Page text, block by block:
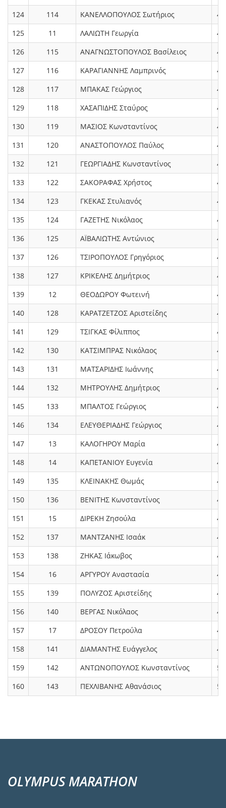
124
114 ΚΑΝΕΛΛΟΠΟΥΛΟΣ Σωτήριος
125
11 ΛΑΛΙΩΤΗ Γεωργία
126
115 ΑΝΑΓΝΩΣΤΟΠΟΥΛΟΣ Βασίλειος
127
116 ΚΑΡΑΓΙΑΝΝΗΣ Λαμπρινός
128
117 ΜΠΑΚΑΣ Γεώργιος
129
118 ΧΑΣΑΠΙΔΗΣ Σταύρος
130
119 ΜΑΣΙΟΣ Κωνσταντίνος
131
120 ΑΝΑΣΤΟΠΟΥΛΟΣ Παύλος
132
121 ΓΕΩΡΓΙΑΔΗΣ Κωνσταντίνος
133
122 ΣΑΚΟΡΑΦΑΣ Χρήστος
134
123 ΓΚΕΚΑΣ Στυλιανός
135
124 ΓΑΖΕΤΗΣ Νικόλαος
136
125 ΑΪΒΑΛΙΩΤΗΣ Αντώνιος
137
126 ΤΣΙΡΟΠΟΥΛΟΣ Γρηγόριος
138
127 ΚΡΙΚΕΛΗΣ Δημήτριος
139
12 ΘΕΟΔΩΡΟΥ Φωτεινή
140
128 ΚΑΡΑΤΖΕΤΖΟΣ Αριστείδης
141
129 ΤΣΙΓΚΑΣ Φίλιππος
142
130 ΚΑΤΣΙΜΠΡΑΣ Νικόλαος
143
131 ΜΑΤΣΑΡΙΔΗΣ Ιωάννης
144
132 ΜΗΤΡΟΥΛΗΣ Δημήτριος
145
133 ΜΠΑΛΤΟΣ Γεώργιος
146
134 ΕΛΕΥΘΕΡΙΑΔΗΣ Γεώργιος
147
13 ΚΑΛΟΓΗΡΟΥ Μαρία
148
14 ΚΑΠΕΤΑΝΙΟΥ Ευγενία
149
135 ΚΛΕΙΝΑΚΗΣ Θωμάς
150
136 ΒΕΝΙΤΗΣ Κωνσταντίνος
151
15 ΔΙΡΕΚΗ Ζησούλα
152
137 ΜΑΝΤΖΑΝΗΣ Ισαάκ
153
138 ΖΗΚΑΣ Ιάκωβος
154
16 ΑΡΓΥΡΟΥ Αναστασία
155
139 ΠΟΛΥΖΟΣ Αριστείδης
156
140 ΒΕΡΓΑΣ Νικόλαος
157
17 ΔΡΟΣΟΥ Πετρούλα
158
141 ΔΙΑΜΑΝΤΗΣ Ευάγγελος
159
142 ΑΝΤΩΝΟΠΟΥΛΟΣ Κωνσταντίνος
160
143 ΠΕΧΛΙΒΑΝΗΣ Αθανάσιος
OLYMPUS MARATHON